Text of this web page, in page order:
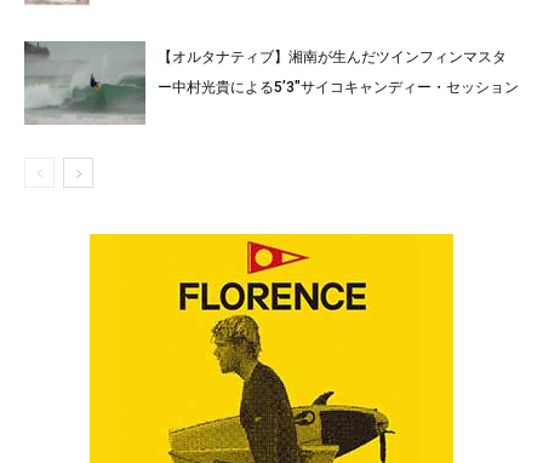
【オルタナティブ】湘南が生んだツインフィンマスタ
ー中村光貴による5’3″サイコキャンディー・セッション